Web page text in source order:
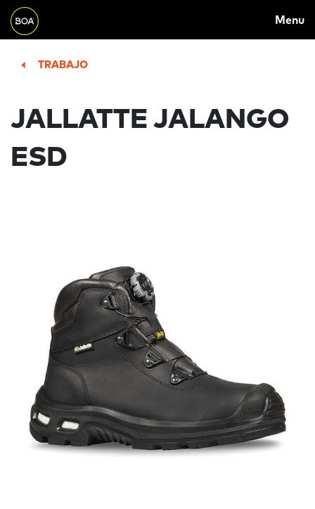
Skip to main content
NAVIGATION
Menu
Begin main content
TRABAJO
JALLATTE JALANGO
ESD